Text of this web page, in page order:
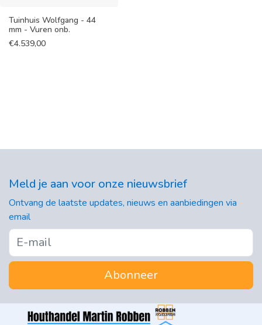
Tuinhuis Wolfgang - 44
mm - Vuren onb.
€4.539,00
Meld je aan voor onze nieuwsbrief
Ontvang de laatste updates, nieuws en aanbiedingen via
email
Abonneer